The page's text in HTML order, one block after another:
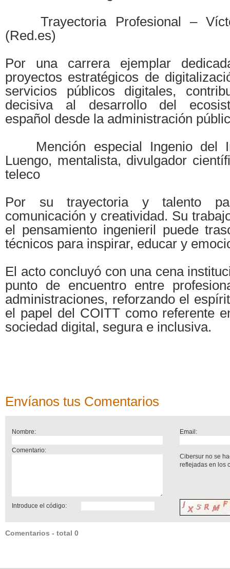
Trayectoria Profesional –
(Red.es)
Por una carrera ejemplar
proyectos estratégicos de
servicios públicos digitales,
decisiva al desarrollo del
español desde la administración
Mención especial Ingenio del
Luengo, mentalista, divulgador
teleco
Por su trayectoria y talento
comunicación y creatividad. Su
el pensamiento ingenieril puede
técnicos para inspirar, educar y
El acto concluyó con una cena
punto de encuentro entre
administraciones, reforzando el
el papel del COITT como referente
sociedad digital, segura e inclusiva.
Envíanos tus Comentarios
Nombre: Email:
Comentario:
Cibersur no se
reflejadas en los
Introduce el código:
Comentarios - total 0